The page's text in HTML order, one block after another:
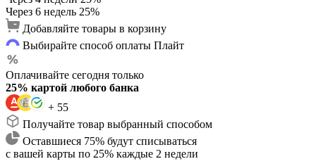
Через 6 недель 25%
Добавляйте товары в корзину
Выбирайте способ оплаты Плайт
Оплачивайте сегодня только
25% картой любого банка
+ 55
Получайте товар выбранный способом
Оставшиеся 75% будут списываться
с вашей карты по 25% каждые 2 недели